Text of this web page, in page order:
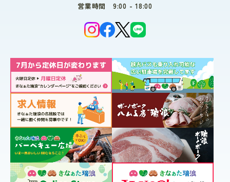
営業時間 9:00 - 18:00